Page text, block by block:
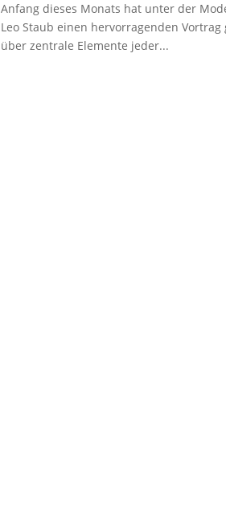
Anfang dieses Monats hat unter der
Leo Staub einen hervorragenden
über zentrale Elemente jeder...